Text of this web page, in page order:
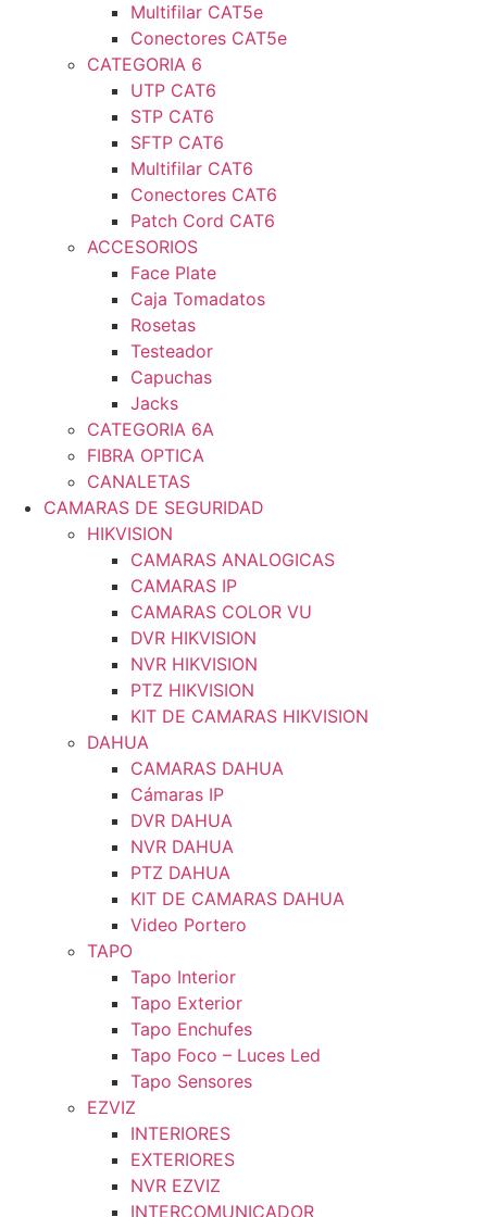
Multifilar CAT5e
Conectores CAT5e
CATEGORIA 6
UTP CAT6
STP CAT6
SFTP CAT6
Multifilar CAT6
Conectores CAT6
Patch Cord CAT6
ACCESORIOS
Face Plate
Caja Tomadatos
Rosetas
Testeador
Capuchas
Jacks
CATEGORIA 6A
FIBRA OPTICA
CANALETAS
CAMARAS DE SEGURIDAD
HIKVISION
CAMARAS ANALOGICAS
CAMARAS IP
CAMARAS COLOR VU
DVR HIKVISION
NVR HIKVISION
PTZ HIKVISION
KIT DE CAMARAS HIKVISION
DAHUA
CAMARAS DAHUA
Cámaras IP
DVR DAHUA
NVR DAHUA
PTZ DAHUA
KIT DE CAMARAS DAHUA
Video Portero
TAPO
Tapo Interior
Tapo Exterior
Tapo Enchufes
Tapo Foco – Luces Led
Tapo Sensores
EZVIZ
INTERIORES
EXTERIORES
NVR EZVIZ
INTERCOMUNICADOR